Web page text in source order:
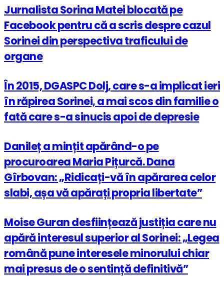
Jurnalista Sorina Matei blocată pe
Facebook pentru că a scris despre cazul
Sorinei din perspectiva traficului de
organe
În 2015, DGASPC Dolj, care s-a implicat ieri
în răpirea Sorinei, a mai scos din familie o
fată care s-a sinucis apoi de depresie
Danileț a mințit apărând-o pe
procuroarea Maria Pițurcă. Dana
Gîrbovan: „Ridicați-vă în apărarea celor
slabi, așa vă apărați propria libertate”
Moise Guran desființează justiția care nu
apără interesul superior al Sorinei: „Legea
română pune interesele minorului chiar
mai presus de o sentință definitivă”